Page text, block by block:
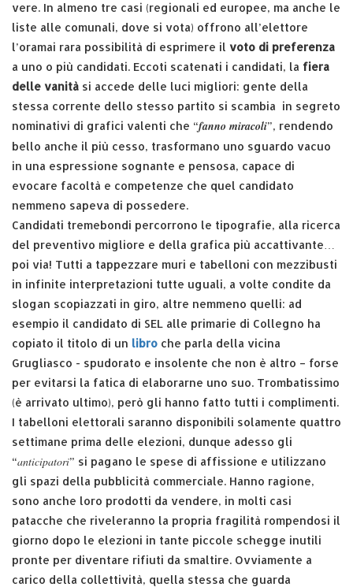
vere. In almeno tre casi (regionali ed europee, ma anche le
liste alle comunali, dove si vota) offrono all’elettore
l’oramai rara possibilità di esprimere il voto di preferenza
a uno o più candidati. Eccoti scatenati i candidati, la fiera
delle vanità si accede delle luci migliori: gente della
stessa corrente dello stesso partito si scambia in segreto
nominativi di grafici valenti che “fanno miracoli”, rendendo
bello anche il più cesso, trasformano uno sguardo vacuo
in una espressione sognante e pensosa, capace di
evocare facoltà e competenze che quel candidato
nemmeno sapeva di possedere.
Candidati tremebondi percorrono le tipografie, alla ricerca
del preventivo migliore e della grafica più accattivante…
poi via! Tutti a tappezzare muri e tabelloni con mezzibusti
in infinite interpretazioni tutte uguali, a volte condite da
slogan scopiazzati in giro, altre nemmeno quelli: ad
esempio il candidato di SEL alle primarie di Collegno ha
copiato il titolo di un libro che parla della vicina
Grugliasco - spudorato e insolente che non è altro – forse
per evitarsi la fatica di elaborarne uno suo. Trombatissimo
(è arrivato ultimo), però gli hanno fatto tutti i complimenti.
I tabelloni elettorali saranno disponibili solamente quattro
settimane prima delle elezioni, dunque adesso gli
“anticipatori” si pagano le spese di affissione e utilizzano
gli spazi della pubblicità commerciale. Hanno ragione,
sono anche loro prodotti da vendere, in molti casi
patacche che riveleranno la propria fragilità rompendosi il
giorno dopo le elezioni in tante piccole schegge inutili
pronte per diventare rifiuti da smaltire. Ovviamente a
carico della collettività, quella stessa che guarda